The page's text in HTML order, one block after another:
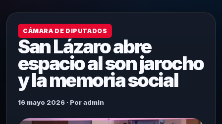
CÁMARA DE DIPUTADOS
San Lázaro abre
espacio al son jarocho
y la memoria social
16 mayo 2026 · Por admin